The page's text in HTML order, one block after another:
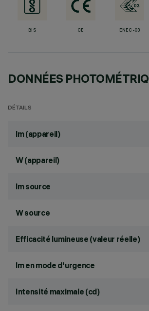
BIS CE ENEC-03
DONNÉES
DÉTAILS
lm (appareil)
W (appareil)
lm source
W source
Efficacité lumineuse (valeur réelle)
lm en mode d'urgence
Intensité maximale (cd)